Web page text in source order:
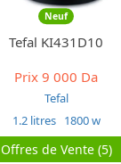
Neuf
Tefal KI431D10
Prix 9 000 Da
Tefal
1.2 litres 1800 w
Offres de Vente (5)